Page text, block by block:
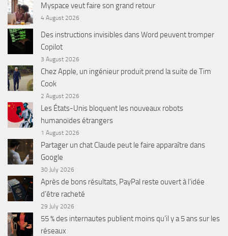
Myspace veut faire son grand retour
4 August 2026
Des instructions invisibles dans Word peuvent tromper
Copilot
3 August 2026
Chez Apple, un ingénieur produit prend la suite de Tim
Cook
2 August 2026
Les États-Unis bloquent les nouveaux robots
humanoïdes étrangers
1 August 2026
Partager un chat Claude peut le faire apparaître dans
Google
30 July 2026
Après de bons résultats, PayPal reste ouvert à l’idée
d’être racheté
29 July 2026
55 % des internautes publient moins qu’il y a 5 ans sur les
réseaux